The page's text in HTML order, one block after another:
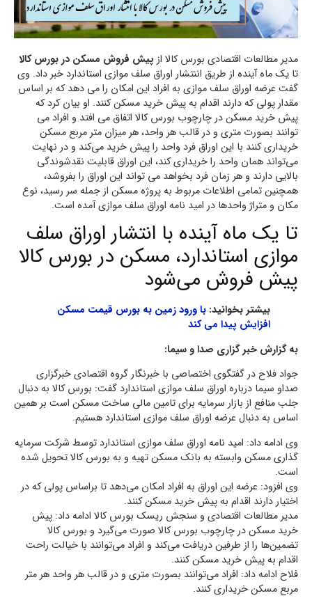
مدیر مطالعات اقتصادی بورس کالا از پیش فروش مسکن در بورس کالا
تا یک ماه آینده از طریق اننتشار اوراق سلف موازی استاندارد خبر داد. وی
گفت عرضه اوراق سلف موازی به افراد این امکان را می دهد که بر اساس
مقدار پولی که دارند اقدام به پیش خرید مسکن کنند. او بیان کرد که
پیش خرید مسکن در چارچوب بورس کالا اتفاق می افتد و افراد می
توانند بصورت متری و در قالب هر واحد، هر میزان متر مربع مسکن
خریداری کنند با این اوراق فرد واحد را پیش خرید می‌کند و در نهایت
می‌تواند همان واحد را خریداری کند، این اوراق قابلیت نقدشوندگی
بالایی دارند و هر زمان فرد بخواهد می تواند این اوراق را بفروشد،
همچنین تمامی اطلاعات مربوط به پروژه مسکن از جمله سر رسید، نوع
مکان و متراژ واحدها در امید نامه اوراق سلف موازی آمده است.
تا یک ماه آینده با انتشار اوراق سلف
موازی استاندارد، مسکن در بورس کالا
پیش فروش می‌شود
بیشتر بخوانید: با ورود زمین به بورس قیمت مسکن
افزایش پیدا می کند
به گزارش خبر گزاری صدا و سیما:
جواد فلاح در گفتگوی اختصاصی با خبرنگار گروه اقتصادی خبرگزاری
صداو سیما درباره اوراق سلف موازی استاندارد گفت: بورس کالا به دنبال
جلب منافع از بازار سرمایه برای تامین مالی ساخت مسکن است بر همین
اساس به دنبال عرضه اوراق سلف موازی استاندارد هستیم.
وی ادامه داد: امید نامه اوراق سلف موازی استاندارد توسط شرکت سرمایه
گذاری مسکن وابسته به بانک مسکن تهیه و به بورس کالا تحویل شده
است.
وی افزود: عرضه این اوراق به افراد امکان می‌دهد تا براساس پولی که در
اختیار دارند اقدام به پیش خرید مسکن کنند.
مدیر مطالعات اقتصادی و سنجش ریسک بورس کالا ادامه داد: پیش
خرید مسکن در چارچوب بورس کالا صورت می‌گیرد و بورس کالا
تضمین‌ها را از طرفین دریافت می‌کند و افراد می‌توانند با خیالت راحت
اقدام به پیش خرید مسکن کنند.
فلاح ادامه داد: افراد می‌توانند بصورت متری و در قالب هر واحد هر متر
مربع مسکن خریداری کنند.